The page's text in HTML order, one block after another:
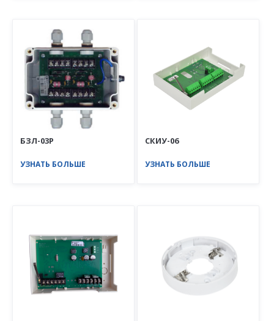
БЗЛ-03Р
УЗНАТЬ БОЛЬШЕ
СКИУ-06
УЗНАТЬ БОЛЬШЕ